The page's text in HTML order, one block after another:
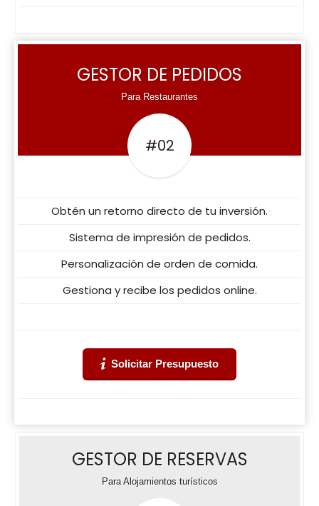
GESTOR DE PEDIDOS
Para Restaurantes
#02
Obtén un retorno directo de tu inversión.
Sistema de impresión de pedidos.
Personalización de orden de comida.
Gestiona y recibe los pedidos online.
Solicitar Presupuesto
GESTOR DE RESERVAS
Para Alojamientos turísticos